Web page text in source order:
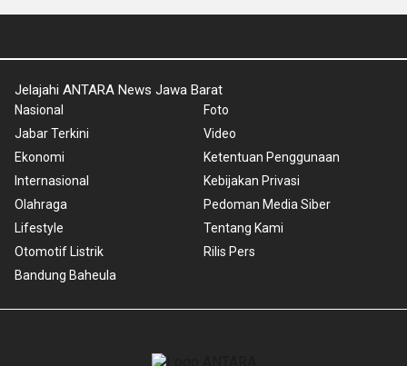
Jelajahi ANTARA News Jawa Barat
Nasional
Jabar Terkini
Ekonomi
Internasional
Olahraga
Lifestyle
Otomotif Listrik
Bandung Baheula
Foto
Video
Ketentuan Penggunaan
Kebijakan Privasi
Pedoman Media Siber
Tentang Kami
Rilis Pers